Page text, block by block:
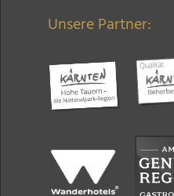
Unsere Partner: